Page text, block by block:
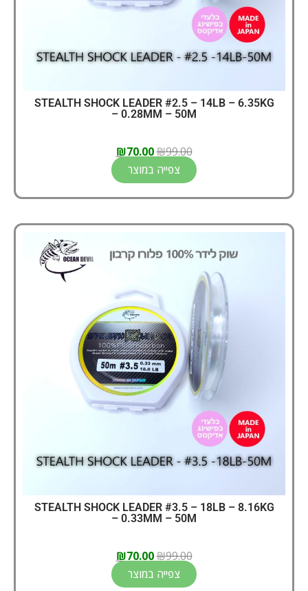
STEALTH SHOCK LEADER #2.5 – 14LB – 6.35KG
– 0.28MM – 50M
₪99.00
₪70.00
צפייה במוצר
STEALTH SHOCK LEADER #3.5 – 18LB – 8.16KG
– 0.33MM – 50M
₪99.00
₪70.00
צפייה במוצר